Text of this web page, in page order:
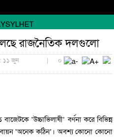
রাজনৈতিক দলগুলো
: ১১ জুন
| ০
‘উচ্চাভিলাষী’ বর্ণনা করে বিভিন্ন
‘অনেক কঠিন’। অবশ্য কোনো কোনো